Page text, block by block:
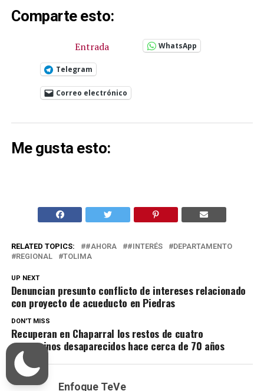
Comparte esto:
Entrada WhatsApp
Telegram
Correo electrónico
Me gusta esto:
RELATED TOPICS: #AHORA #INTERÉS
DEPARTAMENTO
REGIONAL
TOLIMA
UP NEXT
Denuncian presunto conflicto de intereses relacionado
con proyecto de acueducto en Piedras
DON'T MISS
Recuperan en Chaparral los restos de cuatro
campesinos desaparecidos hace cerca de 70 años
Enfoque TeVe